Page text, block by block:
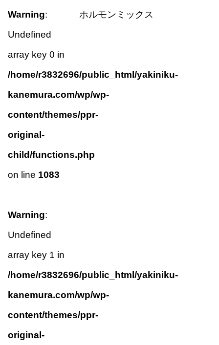
Warning:
Undefined
array key 0 in
/home/r3832696/public_html/yakiniku-
kanemura.com/wp/wp-
content/themes/ppr-
original-
child/functions.php
on line 1083
Warning:
Undefined
array key 1 in
/home/r3832696/public_html/yakiniku-
kanemura.com/wp/wp-
content/themes/ppr-
original-
ホルモンミックス